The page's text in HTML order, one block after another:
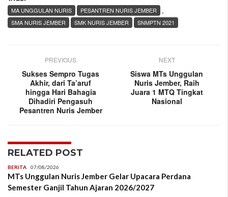
,
MA UNGGULAN NURIS
PESANTREN NURIS JEMBER
SMA NURIS JEMBER
SMK NURIS JEMBER SNMPTN 2021
PREVIOUS
Sukses Sempro Tugas
Akhir, dari Ta’aruf
hingga Hari Bahagia
Dihadiri Pengasuh
Pesantren Nuris Jember
NEXT
Siswa MTs Unggulan
Nuris Jember, Raih
Juara 1 MTQ Tingkat
Nasional
RELATED POST
BERITA 07/08/2026
MTs Unggulan Nuris Jember Gelar Upacara Perdana
Semester Ganjil Tahun Ajaran 2026/2027